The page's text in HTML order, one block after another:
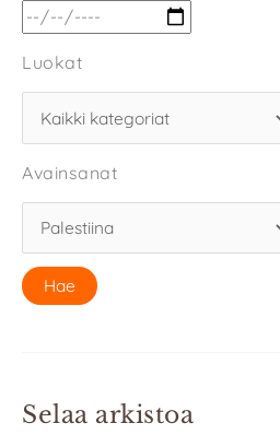
Luokat
Avainsanat
Selaa arkistoa